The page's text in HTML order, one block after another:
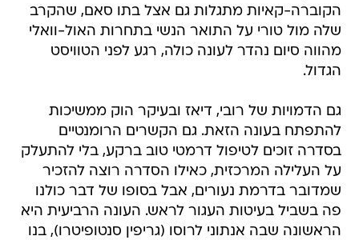
הקוברה-קאיות מתגלות גם אצל בתו סאם, שהקרב
שלה מול טורי על התואר הנשי בתחרות האול-וואלי
מהווה סיום נהדר לעונה כולה, רגע לפני הטוויסט
הגדול.
גם הדמויות של רובי, דיאז ובעיקר הוק ממשיכות
להתפתח בעונה הזאת. גם הקשרים הרומנטיים
בסדרה זוכים לטיפול דרמטי טוב ברקע, בלי להתעלק
על העלילה המרכזית, כאילו הסדרה רוצה להזכיר
שמדובר בדרמת נעורים, אבל בסופו של דבר כולנו
פה בשביל בעיטות העגור לראש. העונה הרביעית היא
הראשונה שבה אנתוני לרוסו (גריפין סנטופיטרו), בנו